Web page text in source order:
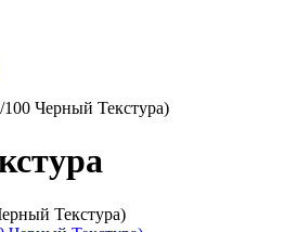
Черный Текстура)
Текстура)